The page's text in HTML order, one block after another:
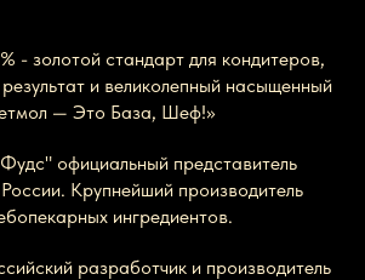
- золотой стандарт для кондитеров,
и великолепный насыщенный
— Это База, Шеф!»
официальный представитель
Крупнейший производитель
ингредиентов.
разработчик и производитель